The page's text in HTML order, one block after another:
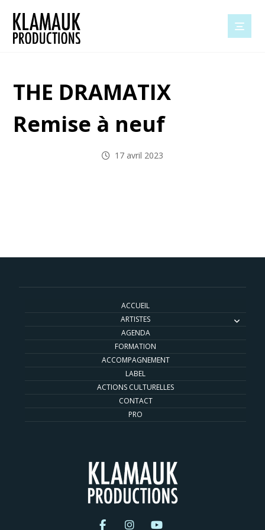
THE DRAMATIX
Remise à neuf
17 avril 2023
ACCUEIL
ARTISTES
AGENDA
FORMATION
ACCOMPAGNEMENT
LABEL
ACTIONS CULTURELLES
CONTACT
PRO